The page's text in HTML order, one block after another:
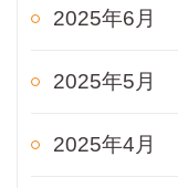
2025年6月
2025年5月
2025年4月